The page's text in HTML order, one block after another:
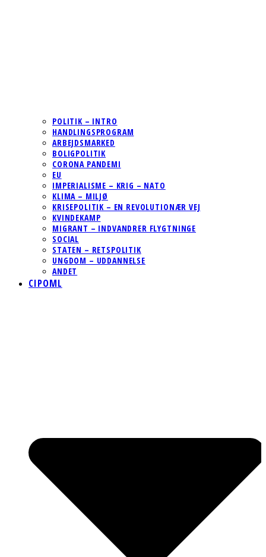
POLITIK – INTRO
HANDLINGSPROGRAM
ARBEJDSMARKED
BOLIGPOLITIK
CORONA PANDEMI
EU
IMPERIALISME – KRIG – NATO
KLIMA – MILJØ
KRISEPOLITIK – EN REVOLUTIONÆR VEJ
KVINDEKAMP
MIGRANT – INDVANDRER FLYGTNINGE
SOCIAL
STATEN – RETSPOLITIK
UNGDOM – UDDANNELSE
ANDET
CIPOML